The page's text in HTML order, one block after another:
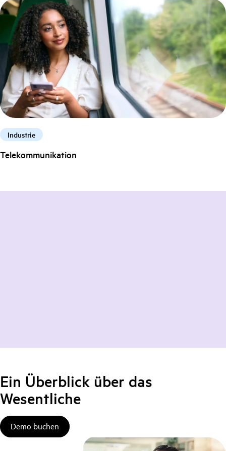
Industrie
Telekommunikation
Ein Überblick über das
Wesentliche
Demo buchen